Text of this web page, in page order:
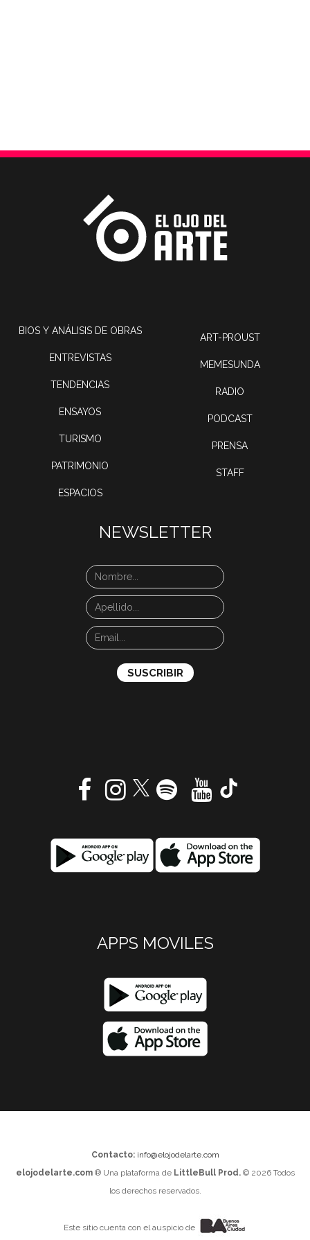
BIOS Y ANÁLISIS DE OBRAS
ENTREVISTAS
TENDENCIAS
ENSAYOS
TURISMO
PATRIMONIO
ESPACIOS
ART-PROUST
MEMESUNDA
RADIO
PODCAST
PRENSA
STAFF
NEWSLETTER
APPS MOVILES
Contacto: info@elojodelarte.com
elojodelarte.com® Una plataforma de LittleBull Prod.© 2026 Todos
los derechos reservados.
Este sitio cuenta con el auspicio de